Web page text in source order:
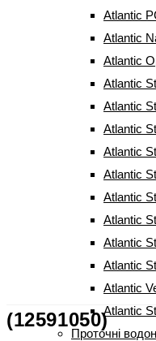
Atlantic
Atlantic
Atlantic
Atlantic
Atlantic
Atlantic
Atlantic
Atlantic
Atlantic
Atlantic
Atlantic
Atlantic
Atlantic
Atlantic
Проточні
Бойлер
WI-FI VM 080
(12591050)